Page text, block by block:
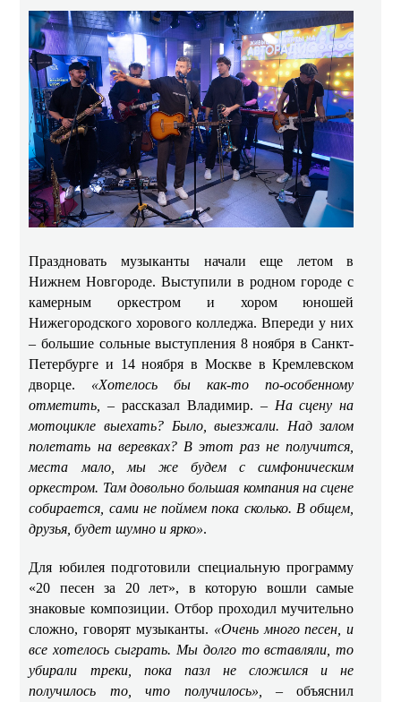
Праздновать музыканты начали еще летом в
Нижнем Новгороде. Выступили в родном городе с
камерным оркестром и хором юношей
Нижегородского хорового колледжа. Впереди у них
– большие сольные выступления 8 ноября в Санкт-
Петербурге и 14 ноября в Москве в Кремлевском
дворце. «Хотелось бы как-то по-особенному
отметить,– рассказал Владимир. – На сцену на
мотоцикле выехать? Было, выезжали. Над залом
полетать на веревках? В этот раз не получится,
места мало, мы же будем с симфоническим
оркестром. Там довольно большая компания на сцене
собирается, сами не поймем пока сколько. В общем,
друзья, будет шумно и ярко».
Для юбилея подготовили специальную программу
«20 песен за 20 лет», в которую вошли самые
знаковые композиции. Отбор проходил мучительно
сложно, говорят музыканты. «Очень много песен, и
все хотелось сыграть. Мы долго то вставляли, то
убирали треки, пока пазл не сложился и не
получилось то, что получилось», – объяснил